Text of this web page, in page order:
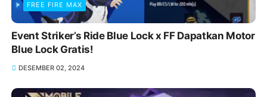
FREE FIRE MAX
Event Striker’s Ride Blue Lock x FF Dapatkan Motor
Blue Lock Gratis!
DESEMBER 02, 2024